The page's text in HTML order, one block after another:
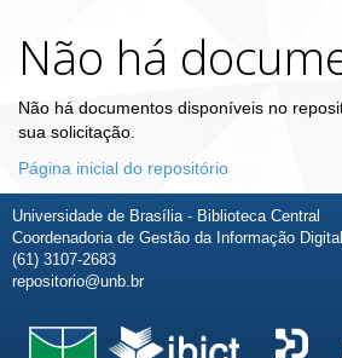
Não há
Não há documentos disponíveis no
sua solicitação.
Página inicial do repositório
Universidade de Brasília - Biblioteca Central
Coordenadoria de Gestão da Informação
(61) 3107-2683
repositorio@unb.br